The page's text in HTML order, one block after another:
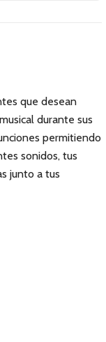
que desean
durante sus
permitiendo
sonidos, tus
junto a tus